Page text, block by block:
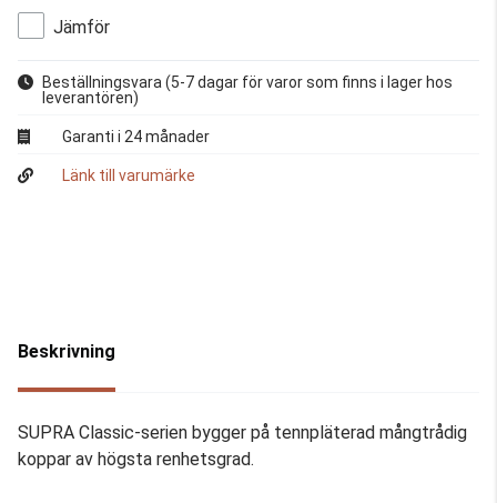
Jämför
Beställningsvara (5-7 dagar för varor som finns i lager hos
leverantören)
Garanti i 24 månader
Länk till varumärke
Beskrivning
SUPRA Classic‐serien bygger på tennpläterad mångtrådig
koppar av högsta renhetsgrad.